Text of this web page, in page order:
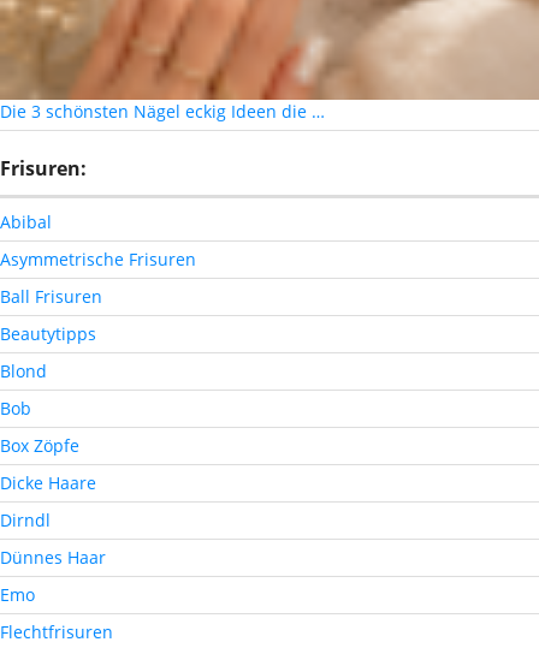
Die 3 schönsten Nägel eckig Ideen die …
Frisuren:
Abibal
Asymmetrische Frisuren
Ball Frisuren
Beautytipps
Blond
Bob
Box Zöpfe
Dicke Haare
Dirndl
Dünnes Haar
Emo
Flechtfrisuren